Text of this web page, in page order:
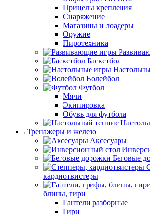
Прицелы крепления
Снаряжение
Магазины и лоадеры
Оружие
Пиротехника
Баскетбол
Волейбол
Футбол
Мячи
Экипировка
Обувь для футбола
Тренажеры и железо
Аксесуары
Беговые
кардиотвистеры
блины, гири
Гантели разборные
Гири